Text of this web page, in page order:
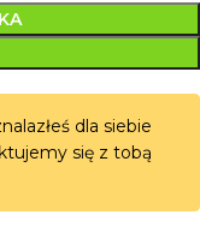
dla siebie
się z tobą